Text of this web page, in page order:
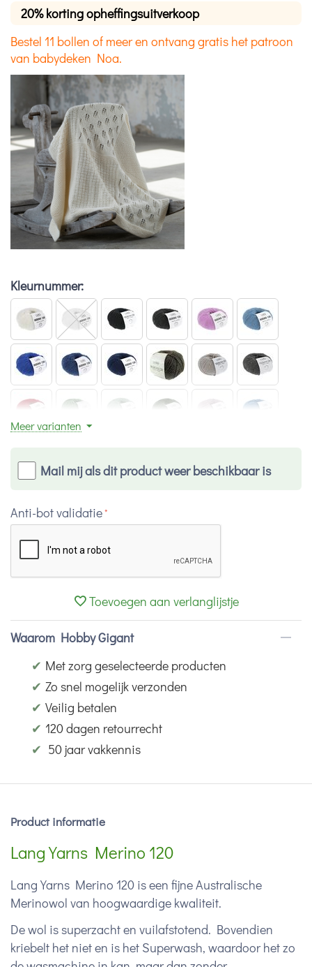
20% korting opheffingsuitverkoop
Bestel 11 bollen of meer en ontvang gratis het patroon
van babydeken Noa.
Kleurnummer:
Meer varianten
Mail mij als dit product weer beschikbaar is
Anti-bot validatie
Toevoegen aan verlanglijstje
Waarom Hobby Gigant
✔ Met zorg geselecteerde producten
✔ Zo snel mogelijk verzonden
✔ Veilig betalen
✔ 120 dagen retourrecht
✔ 50 jaar vakkennis
Product informatie
Lang Yarns Merino 120
Lang Yarns Merino 120 is een fijne Australische
Merinowol van hoogwaardige kwaliteit.
De wol is superzacht en vuilafstotend. Bovendien
kriebelt het niet en is het Superwash, waardoor het zo